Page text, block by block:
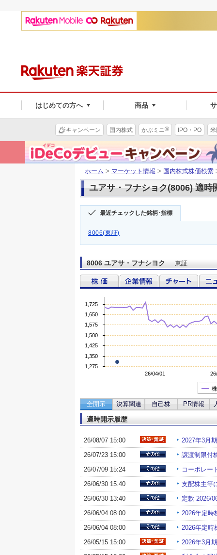
はじめての方へ 商品
キャンペーン 国内株式 かぶミニ® IPO・PO
ホーム > マーケット情報 > 国内株式株価検索
ユアサ・フナショク(8006) 適時
最近チェックした銘柄･指標
8006(東証)
8006 ユアサ・フナシヨク 東証